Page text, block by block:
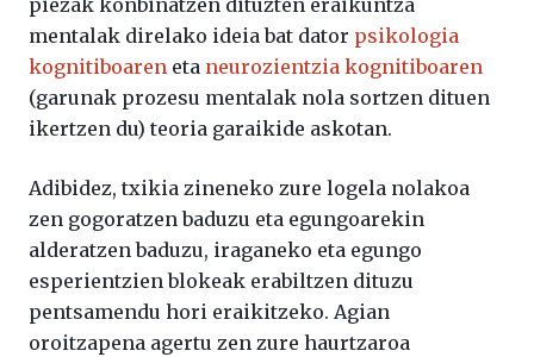
piezak konbinatzen dituzten eraikuntza
mentalak direlako ideia bat dator psikologia
kognitiboaren eta neurozientzia kognitiboaren
(garunak prozesu mentalak nola sortzen dituen
ikertzen du) teoria garaikide askotan.
Adibidez, txikia zineneko zure logela nolakoa
zen gogoratzen baduzu eta egungoarekin
alderatzen baduzu, iraganeko eta egungo
esperientzien blokeak erabiltzen dituzu
pentsamendu hori eraikitzeko. Agian
oroitzapena agertu zen zure haurtzaroa